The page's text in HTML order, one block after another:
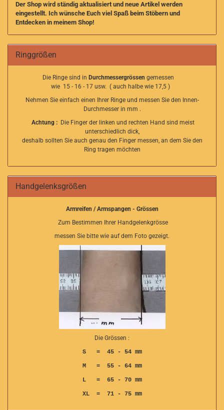
Der Shop wird ständig aktualisiert und neue Artikel werden
eingestellt. Ich wünsche Euch viel Spaß beim Stöbern und
Entdecken in meinem Shop!
Ringgrößen
Die Ringe sind in Durchmessergrössen gemessen
wie 15 - 16 - 17 usw. ( auch halbe wie 17,5 )
Nehmen Sie einfach einen Ihrer Ringe und messen Sie den Innen-
Durchmesser in mm .
Achtung : Die Finger der linken und rechten Hand sind meist
unterschiedlich dick,
deshalb sollten Sie auch genau den Finger messen, an dem Sie den
Ring tragen möchten
Handgelenksgrößen
Armreifen / Armspangen - Grössen
Zum Bestimmen Ihrer Handgelenkgrösse
messen Sie bitte wie auf dem Foto gezeigt.
Die Grössen :
S = 45 - 54 mm
M = 55 - 64 mm
L = 65 - 70 mm
XL = 71 - 75 mm